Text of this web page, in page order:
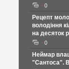
0
Рецепт
володіння
на десяток
0
Неймар
"Сантоса".